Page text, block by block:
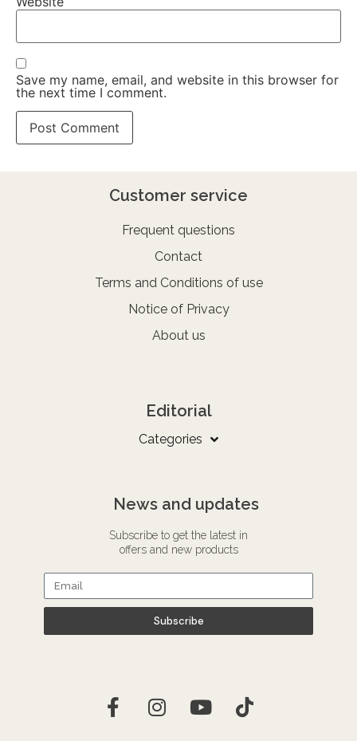
Save my name, email, and website in this browser for
the next time I comment.
Customer service
Frequent questions
Contact
Terms and Conditions of use
Notice of Privacy
About us
Editorial
Categories
News and updates
Subscribe to get the latest in
offers and new products
Subscribe